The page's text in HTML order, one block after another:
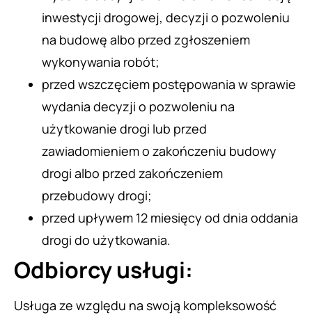
inwestycji drogowej, decyzji o pozwoleniu
na budowę albo przed zgłoszeniem
wykonywania robót;
przed wszczęciem postępowania w sprawie
wydania decyzji o pozwoleniu na
użytkowanie drogi lub przed
zawiadomieniem o zakończeniu budowy
drogi albo przed zakończeniem
przebudowy drogi;
przed upływem 12 miesięcy od dnia oddania
drogi do użytkowania.
Odbiorcy usługi:
Usługa ze względu na swoją kompleksowość